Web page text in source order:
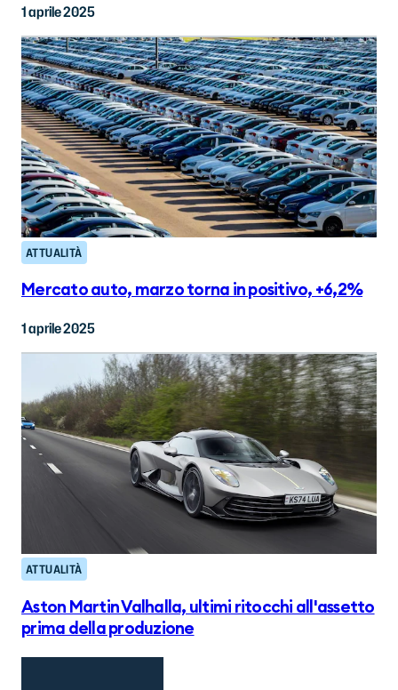
1 aprile 2025
ATTUALITÀ
Mercato auto, marzo torna in positivo, +6,2%
1 aprile 2025
ATTUALITÀ
Aston Martin Valhalla, ultimi ritocchi all'assetto
prima della produzione